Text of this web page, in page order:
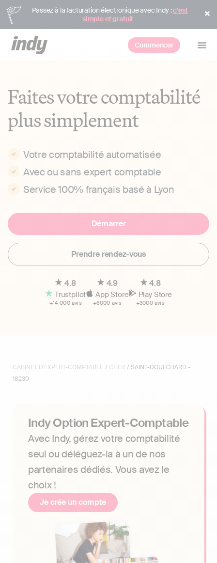
Passez à la facturation électronique avec Indy :c’est
simple et gratuit
Commencer
Faites votre comptabilité
plus simplement
Votre comptabilité automatisée
Avec ou sans expert comptable
Service 100% français basé à Lyon
Démarrer
Prendre rendez-vous
4.8
Trustpilot
+14 000 avis
4.9
App Store
+6000 avis
4.8
Play Store
+3000 avis
CABINET D'EXPERT-COMPTABLE / CHER / SAINT-DOULCHARD -
18230
Indy Option Expert-Comptable
Avec Indy, gérez votre comptabilité
seul ou déléguez-la à un de nos
partenaires dédiés. Vous avez le
choix !
Je crée un compte